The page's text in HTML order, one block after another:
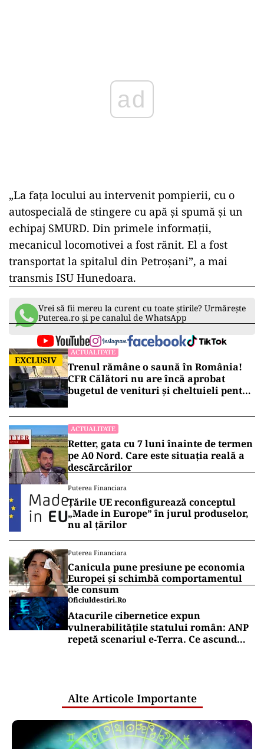
ad
„La faţa locului au intervenit pompierii, cu o
autospecială de stingere cu apă şi spumă şi un
echipaj SMURD. Din primele informaţii,
mecanicul locomotivei a fost rănit. El a fost
transportat la spitalul din Petroşani”, a mai
transmis ISU Hunedoara.
Vrei să fii mereu la curent cu toate știrile? Urmărește
Puterea.ro și pe canalul de WhatsApp
EXCLUSIV
ACTUALITATE
Trenul rămâne o saună în România!
CFR Călători nu are încă aprobat
bugetul de venituri și cheltuieli pentru
ACTUALITATE
Retter, gata cu 7 luni înainte de termen
pe A0 Nord. Care este situația reală a
descărcărilor
Puterea Financiara
Țările UE reconfigurează conceptul
„Made in Europe” în jurul produselor,
nu al țărilor
Puterea Financiara
Canicula pune presiune pe economia
Europei și schimbă comportamentul
de consum
Oficiuldestiri.ro
Atacurile cibernetice expun
vulnerabilitățile statului român: ANP
repetă scenariul e‑Terra. Ce ascund
Alte Articole Importante